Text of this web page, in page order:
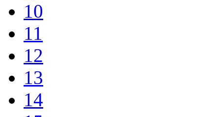
10
11
12
13
14